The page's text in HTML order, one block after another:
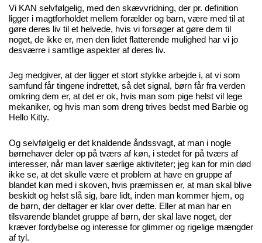
Vi KAN selvfølgelig, med den skævvridning, der pr. definition
ligger i magtforholdet mellem forælder og barn, være med til at
gøre deres liv til et helvede, hvis vi forsøger at gøre dem til
noget, de ikke er, men den lidet flatterende mulighed har vi jo
desværre i samtlige aspekter af deres liv.
Jeg medgiver, at der ligger et stort stykke arbejde i, at vi som
samfund får tingene indrettet, så det signal, børn får fra verden
omkring dem er, at det er ok, hvis man som pige helst vil lege
mekaniker, og hvis man som dreng trives bedst med Barbie og
Hello Kitty.
Og selvfølgelig er det knaldende åndssvagt, at man i nogle
børnehaver deler op på tværs af køn, i stedet for på tværs af
interesser, når man laver særlige aktiviteter; jeg kan for min død
ikke se, at det skulle være et problem at have en gruppe af
blandet køn med i skoven, hvis præmissen er, at man skal blive
beskidt og helst slå sig, bare lidt, inden man kommer hjem, og
de børn, der deltager er klar over dette. Eller at man har en
tilsvarende blandet gruppe af børn, der skal lave noget, der
kræver fordybelse og interesse for glimmer og rigelige mængder
af tyl.